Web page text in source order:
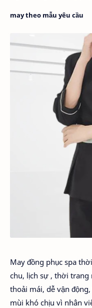
may theo mẫu yêu cầu
May đồng phục spa
chu, lịch sự , thời trang
thoải mái, dễ vận
mùi khó chịu vì nhân